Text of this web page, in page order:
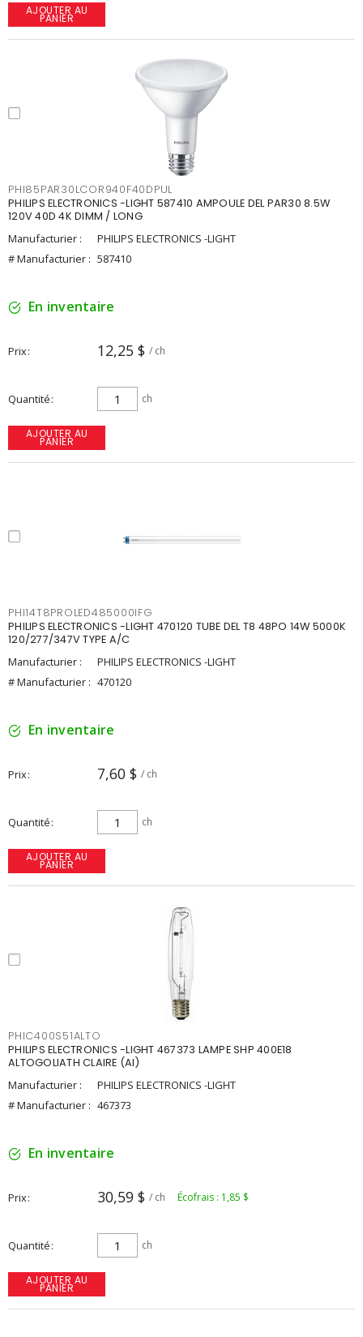
AJOUTER AU
PANIER
PHI85PAR30LCOR940F40DPUL
PHILIPS ELECTRONICS -LIGHT 587410 AMPOULE DEL PAR30 8.5W
120V 40D 4K DIMM / LONG
Manufacturier :
PHILIPS ELECTRONICS -LIGHT
# Manufacturier : 587410
En inventaire
Prix 12,25 $ / ch
Quantité ch
AJOUTER AU
PANIER
PHI14T8PROLED485000IFG
PHILIPS ELECTRONICS -LIGHT 470120 TUBE DEL T8 48PO 14W 5000K
120/277/347V TYPE A/C
Manufacturier :
PHILIPS ELECTRONICS -LIGHT
# Manufacturier : 470120
En inventaire
Prix 7,60 $ / ch
Quantité ch
AJOUTER AU
PANIER
PHIC400S51ALTO
PHILIPS ELECTRONICS -LIGHT 467373 LAMPE SHP 400E18
ALTOGOLIATH CLAIRE (AI)
Manufacturier :
PHILIPS ELECTRONICS -LIGHT
# Manufacturier : 467373
En inventaire
Prix 30,59 $ / ch Écofrais : 1,85 $
Quantité ch
AJOUTER AU
PANIER